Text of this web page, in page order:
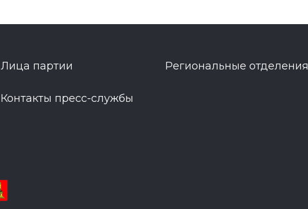
Лица партии Региональные отделения
Контакты пресс-службы